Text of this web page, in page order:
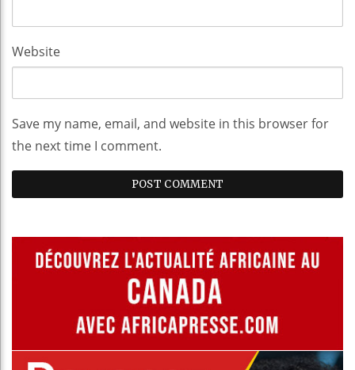
Website
Save my name, email, and website in this browser for
the next time I comment.